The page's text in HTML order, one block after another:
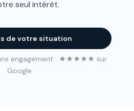
seul intérêt.
de votre situation
engagement · ★★★★★ sur
Google